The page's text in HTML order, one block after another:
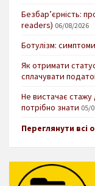
Безбар’єрність:
readers) 06/08/2026
Ботулізм:
Як отримати
сплачувати
Не вистачає стажу
потрібно знати 05/
Переглянути всі